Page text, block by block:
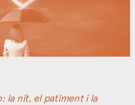
la nit, el patiment i la